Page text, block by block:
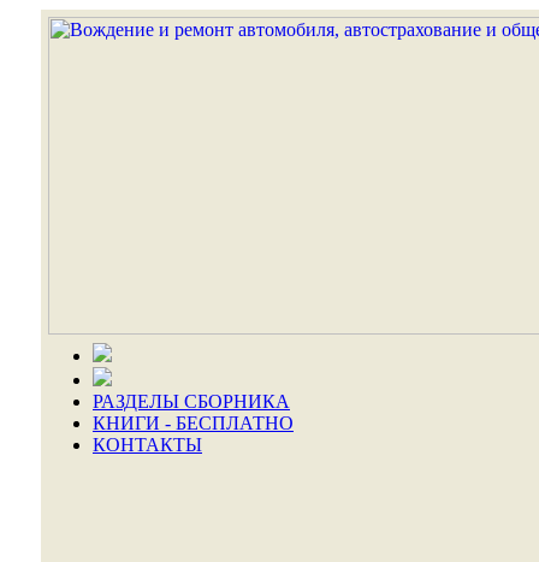
РАЗДЕЛЫ СБОРНИКА
КНИГИ - БЕСПЛАТНО
КОНТАКТЫ